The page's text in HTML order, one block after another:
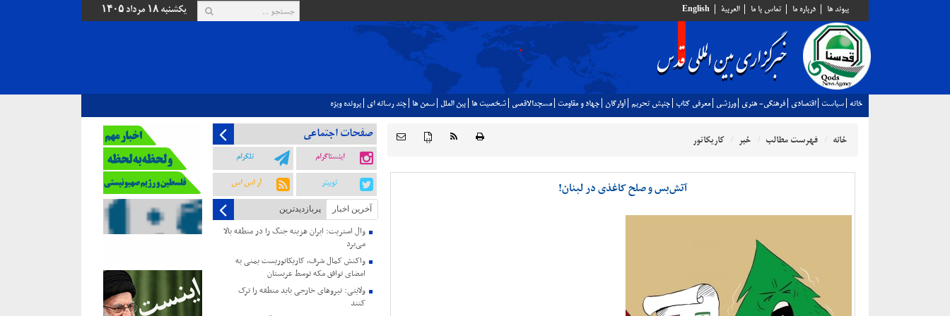
پيوند ها درباره ما تماس با ما العربية English یکشنبه ۱۸ مرداد ۱۴۰۵
خانه سياست اقتصادي فرهنگي- هنري ورزشي معرفي كتاب جنبش تحريم آوارگان جهاد و مقاومت مسجدالاقصي شخصيت ها بين الملل سمن ها چند رسانه اي پرونده ويژه
{ } خانه فهرست مطالب خبر کاریکاتور
آتش‌بس و صلح کاغذی در لبنان!
صفحات اجتماعی
اینستاگرام تلگرام
توییتر آر اس اس
آخرین اخبار پربازدیدترین
وال استریت: ایران هزینه جنگ را در منطقه بالا
می‌برد
واکنش کمال شرف، کاریکاتوریست یمنی به
امضای توافق مکه توسط عربستان
ولایتی: نیروهای خارجی باید منطقه را ترک
کنند